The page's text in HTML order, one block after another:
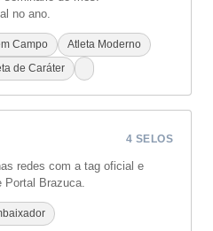
no ano.
Campo
Atleta Moderno
de Caráter
4 SELOS
redes com a tag oficial e
Portal Brazuca.